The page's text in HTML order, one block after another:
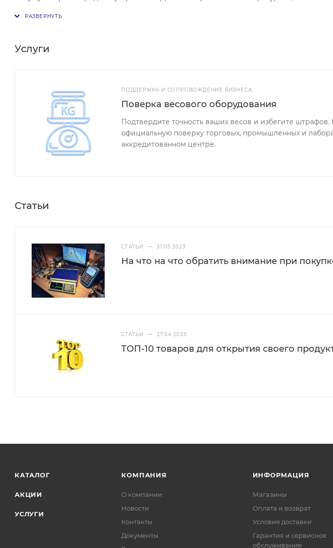
Услуги
ПОДДЕРЖКА И СОПРОВОЖДЕНИЕ БИЗНЕСА
Поверка весового оборудования
Подтвердите точность ваших весов и избегите
официальную поверку торговых, промышленных и
аккредитованном центре.
Статьи
СТАТЬИ — 31.05.2023
На что на что обратить внимание при
СТАТЬИ — 27.04.2023
ТОП-10 товаров для открытия своего
КАТАЛОГ
АКЦИИ
УСЛУГИ
КОМПАНИЯ
О компании
Новости
Контакты
Документы
ИНФОРМАЦИЯ
Магазины
Оплата и возврат
Условия доставки
Гарантия и сервисное
обслуживание